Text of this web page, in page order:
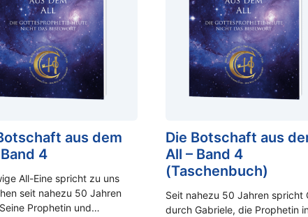
aus dem
4
All-Eine spricht zu uns
seit nahezu 50 Jahren
Prophetin und…
Die Botschaft aus
All – Band 4
(Taschenbuch)
Seit nahezu 50 Jahren spricht
durch Gabriele, die Prophetin